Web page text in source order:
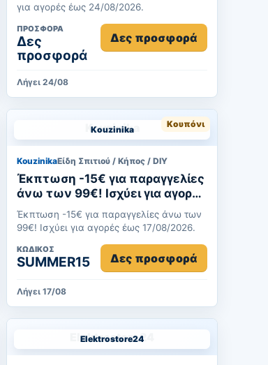
για αγορές έως 24/08/2026.
ΠΡΟΣΦΟΡΆ
Δες
προσφορά
Δες προσφορά
Λήγει 24/08
Kouzinika
Κουπόνι
KouzinikaΕίδη Σπιτιού / Κήπος / DIY
Έκπτωση -15€ για παραγγελίες
άνω των 99€! Ισχύει για αγορές
έως 17/08/2026.
Έκπτωση -15€ για παραγγελίες άνω των
99€! Ισχύει για αγορές έως 17/08/2026.
ΚΩΔΙΚΌΣ
SUMMER15 Δες προσφορά
Λήγει 17/08
Elektrostore24